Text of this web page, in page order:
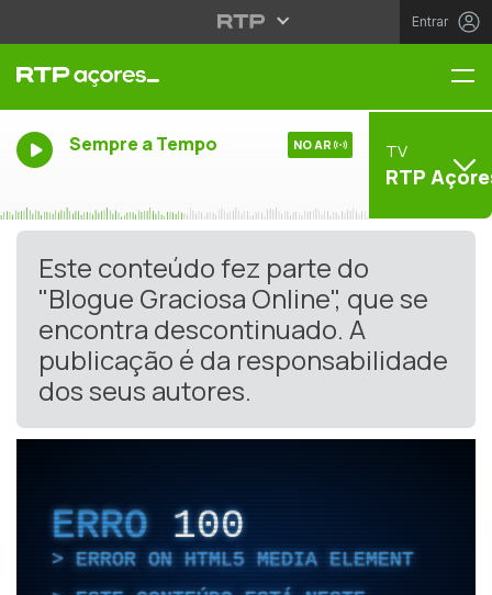
Entrar
Sempre a Tempo NO AR TV
RTP
Este conteúdo fez parte do
"Blogue Graciosa Online", que se
encontra descontinuado. A
publicação é da responsabilidade
dos seus autores.
ERRO 100
ERROR ON HTML5 MEDIA ELEMENT